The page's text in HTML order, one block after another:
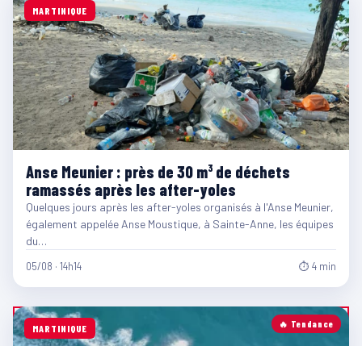
MARTINIQUE
Anse Meunier : près de 30 m³ de déchets
ramassés après les after-yoles
Quelques jours après les after-yoles organisés à l'Anse Meunier,
également appelée Anse Moustique, à Sainte-Anne, les équipes
du…
05/08 · 14h14 ⏱ 4 min
🔥 Tendance
MARTINIQUE